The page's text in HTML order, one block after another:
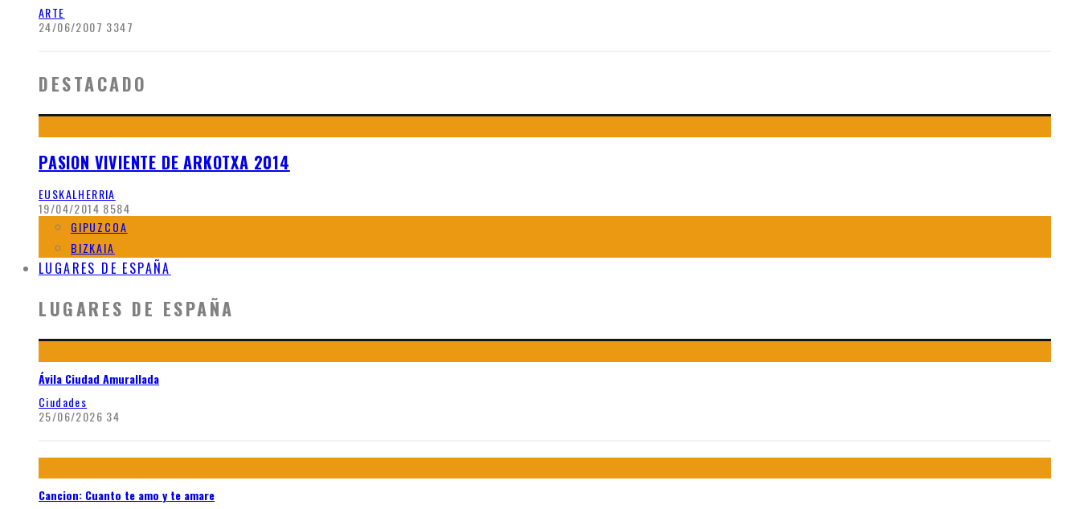
ARTE
24/06/2007 3347
DESTACADO
PASION VIVIENTE DE ARKOTXA 2014
EUSKALHERRIA
19/04/2014 8584
GIPUZCOA
BIZKAIA
LUGARES DE ESPAÑA
LUGARES DE ESPAÑA
Ávila Ciudad Amurallada
Ciudades
25/06/2026 34
Cancion: Cuanto te amo y te amare